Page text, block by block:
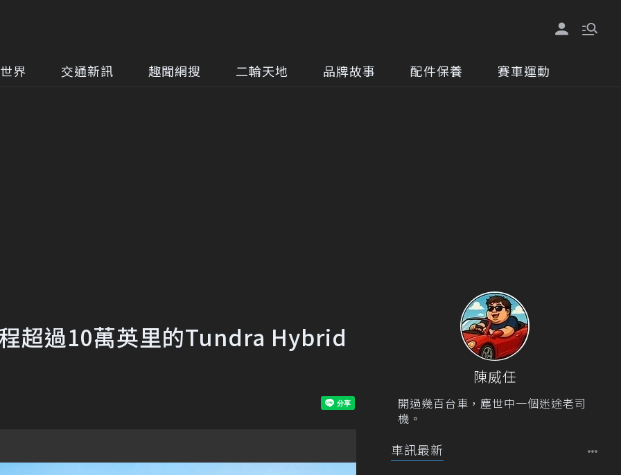
界 交通新訊 趣聞網搜 二輪天地 品牌故事 配件保養 賽車運動
超過10萬英里的Tundra Hybrid
陳威任
開過幾百台車，塵世中一個迷途老司
機。
車訊最新